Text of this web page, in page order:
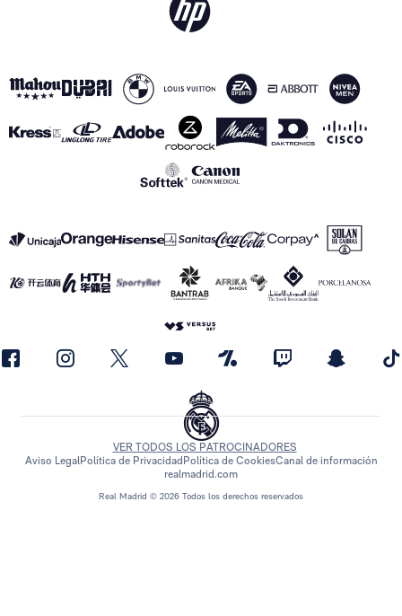
Real Madrid © 2026 Todos los derechos reservados
VER TODOS LOS PATROCINADORES
Aviso LegalPolítica de Privacidad Política de CookiesCanal de información
realmadrid.com